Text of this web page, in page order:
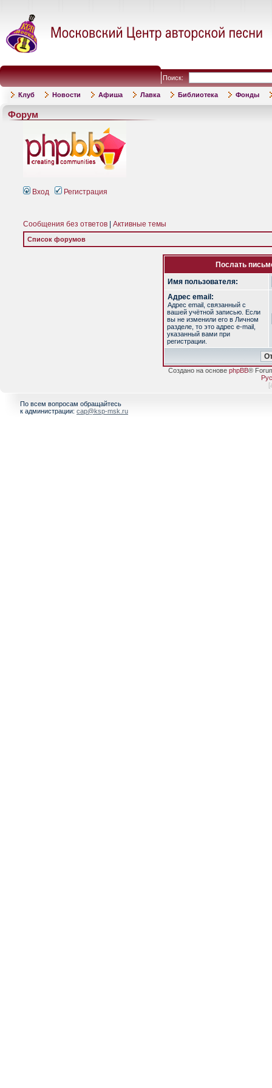
Поиск:
Клуб Новости Афиша Лавка Библиотека Фонды
Форум
Вход Регистрация
Сообщения без ответов Активные темы
Список форумов
Послать
Имя пользователя:
Адрес email:
Адрес email, связанный с
вашей учётной записью. Если
вы не изменили его в Личном
разделе, то это адрес e-mail,
указанный вами при
регистрации.
Создано на основе phpBB®
[
По всем вопросам обращайтесь
к администрации: cap@ksp-msk.ru